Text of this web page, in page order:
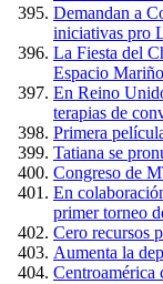
Demandan a
iniciativas pro
La Fiesta del
Espacio Mariño
En Reino
terapias de
Primera
Tatiana se
Congreso de
En
primer torneo
Cero recursos
Aumenta la
Centroamérica